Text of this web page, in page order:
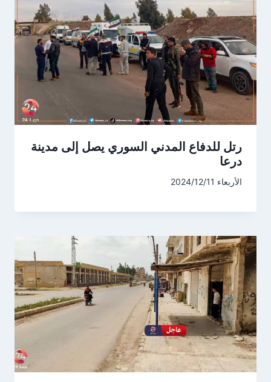
رتل للدفاع المدني السوري يصل إلى مدينة
درعا
الأربعاء 2024/12/11